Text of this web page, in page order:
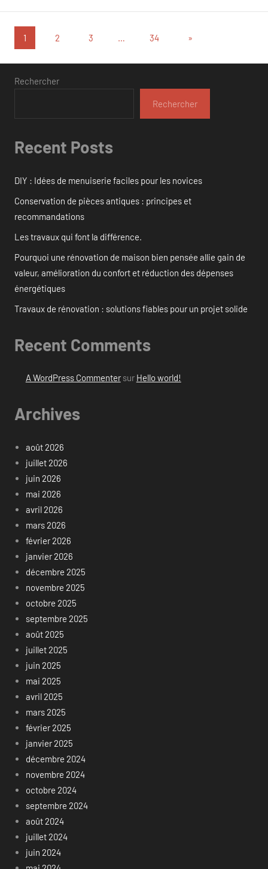
Pagination
des
publications
1 2 3 … 34
Articles
»
Rechercher
Rechercher
Recent Posts
DIY : Idées de menuiserie faciles pour les novices
Conservation de pièces antiques : principes et
recommandations
Les travaux qui font la différence.
Pourquoi une rénovation de maison bien pensée allie gain de
valeur, amélioration du confort et réduction des dépenses
énergétiques
Travaux de rénovation : solutions fiables pour un projet solide
Recent Comments
A WordPress Commentersur Hello world!
Archives
août 2026
juillet 2026
juin 2026
mai 2026
avril 2026
mars 2026
février 2026
janvier 2026
décembre 2025
novembre 2025
octobre 2025
septembre 2025
août 2025
juillet 2025
juin 2025
mai 2025
avril 2025
mars 2025
février 2025
janvier 2025
décembre 2024
novembre 2024
octobre 2024
septembre 2024
août 2024
juillet 2024
juin 2024